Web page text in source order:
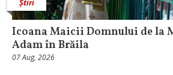
Icoana Maicii Domnului de la
Adam în Brăila
07 Aug, 2026